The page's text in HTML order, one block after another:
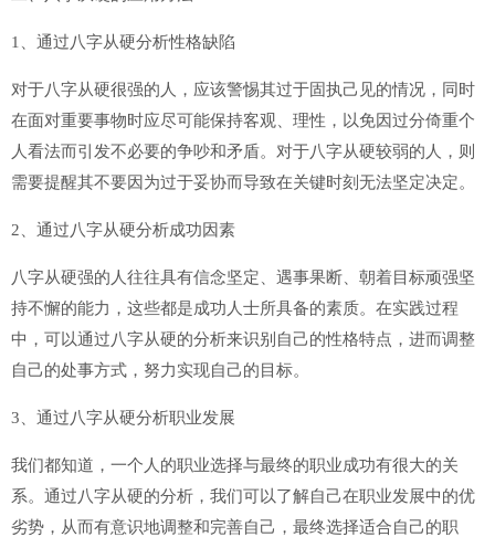
1、通过八字从硬分析性格缺陷
对于八字从硬很强的人，应该警惕其过于固执己见的情况，同时
在面对重要事物时应尽可能保持客观、理性，以免因过分倚重个
人看法而引发不必要的争吵和矛盾。对于八字从硬较弱的人，则
需要提醒其不要因为过于妥协而导致在关键时刻无法坚定决定。
2、通过八字从硬分析成功因素
八字从硬强的人往往具有信念坚定、遇事果断、朝着目标顽强坚
持不懈的能力，这些都是成功人士所具备的素质。在实践过程
中，可以通过八字从硬的分析来识别自己的性格特点，进而调整
自己的处事方式，努力实现自己的目标。
3、通过八字从硬分析职业发展
我们都知道，一个人的职业选择与最终的职业成功有很大的关
系。通过八字从硬的分析，我们可以了解自己在职业发展中的优
劣势，从而有意识地调整和完善自己，最终选择适合自己的职